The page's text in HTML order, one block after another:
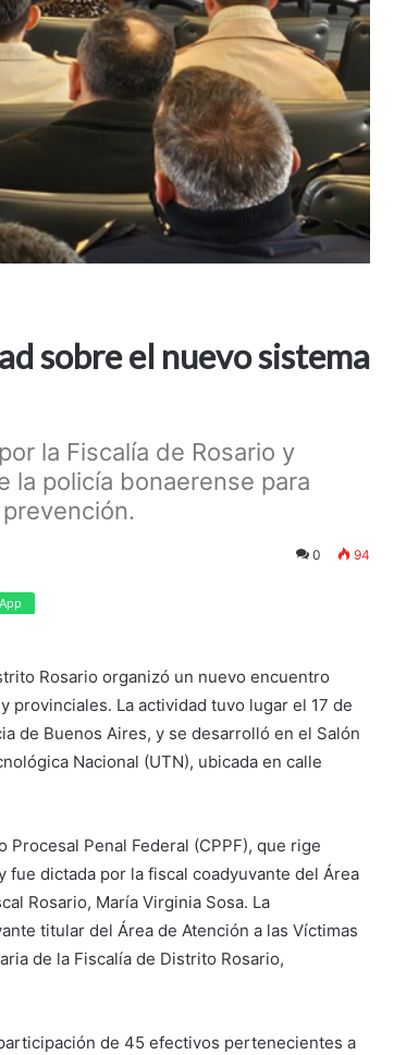
sobre el nuevo sistema
la Fiscalía de Rosario y
la policía bonaerense para
0 94
Rosario organizó un nuevo encuentro
provinciales. La actividad tuvo lugar el 17 de
de Buenos Aires, y se desarrolló en el Salón
Nacional (UTN), ubicada en calle
Penal Federal (CPPF), que rige
fue dictada por la fiscal coadyuvante del Área
Rosario, María Virginia Sosa. La
titular del Área de Atención a las Víctimas
de la Fiscalía de Distrito Rosario,
de 45 efectivos pertenecientes a